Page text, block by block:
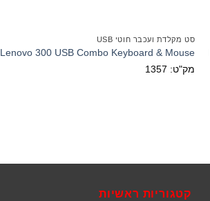
סט מקלדת ועכבר חוטי USB
Lenovo 300 USB Combo Keyboard & Mouse
מק"ט: 1357
קטגוריות ראשיות